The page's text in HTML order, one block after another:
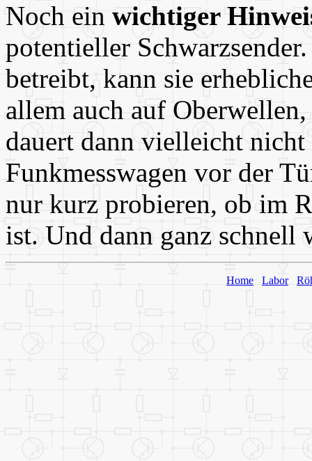
Noch ein wichtiger
potentieller
betreibt, kann sie
allem auch auf
dauert dann vielleicht nicht
Funkmesswagen vor der
nur kurz probieren, ob im
ist. Und dann ganz schnell
Home Labor